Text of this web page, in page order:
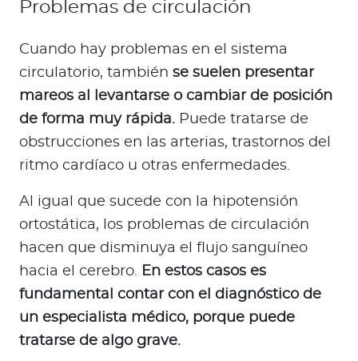
Problemas de circulación
Cuando hay problemas en el sistema
circulatorio, también se suelen presentar
mareos al levantarse o cambiar de posición
de forma muy rápida. Puede tratarse de
obstrucciones en las arterias, trastornos del
ritmo cardíaco u otras enfermedades.
Al igual que sucede con la hipotensión
ortostática, los problemas de circulación
hacen que disminuya el flujo sanguíneo
hacia el cerebro. En estos casos es
fundamental contar con el diagnóstico de
un especialista médico, porque puede
tratarse de algo grave.